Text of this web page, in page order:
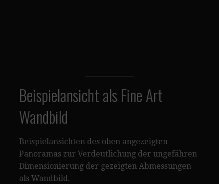
Beispielansicht als Fine Art
Wandbild
Beispielansichten des oben angezeigten
Panoramas zur Verdeutlichung der ungefähren
Dimensionierung der gezeigten Abmessungen
als Wandbild.